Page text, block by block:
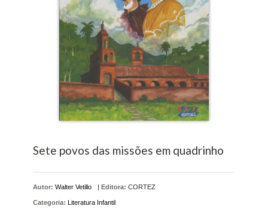
Sete povos das missões em quadrinho
Autor: Walter Vetillo | Editora: CORTEZ
Categoria: Literatura Infantil